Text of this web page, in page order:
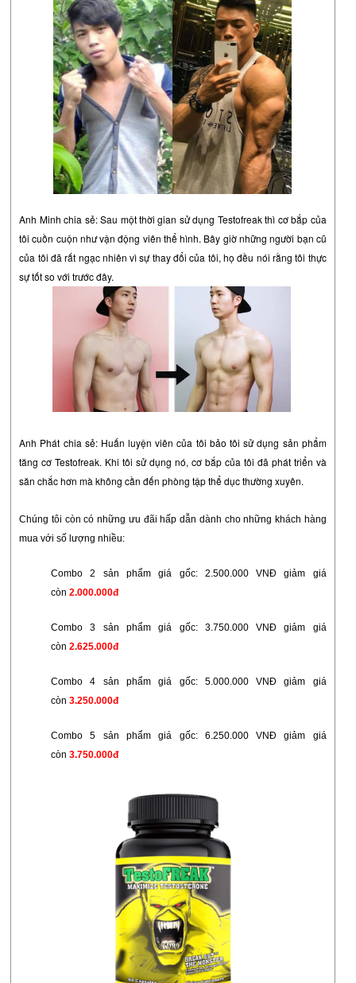
Anh Minh chia sẻ: Sau một thời gian sử dụng Testofreak thì cơ bắp của
tôi cuồn cuộn như vận động viên thể hình. Bây giờ những người bạn cũ
của tôi đã rất ngạc nhiên vì sự thay đổi của tôi, họ đều nói rằng tôi thực
sự tốt so với trước đây.
Anh Phát chia sẻ: Huấn luyện viên của tôi bảo tôi sử dụng sản phẩm
tăng cơ Testofreak. Khi tôi sử dụng nó, cơ bắp của tôi đã phát triển và
săn chắc hơn mà không cần đến phòng tập thể dục thường xuyên.
Chúng tôi còn có những ưu đãi hấp dẫn dành cho những khách hàng
mua với số lượng nhiều:
Combo 2 sản phẩm giá gốc: 2.500.000 VNĐ giảm giá
còn2.000.000đ
Combo 3 sản phẩmgiá gốc: 3.750.000 VNĐ giảm giá
còn 2.625.000đ
Combo 4 sản phẩmgiá gốc: 5.000.000 VNĐ giảm giá
còn 3.250.000đ
Combo 5 sản phẩmgiá gốc: 6.250.000 VNĐ giảm giá
còn 3.750.000đ